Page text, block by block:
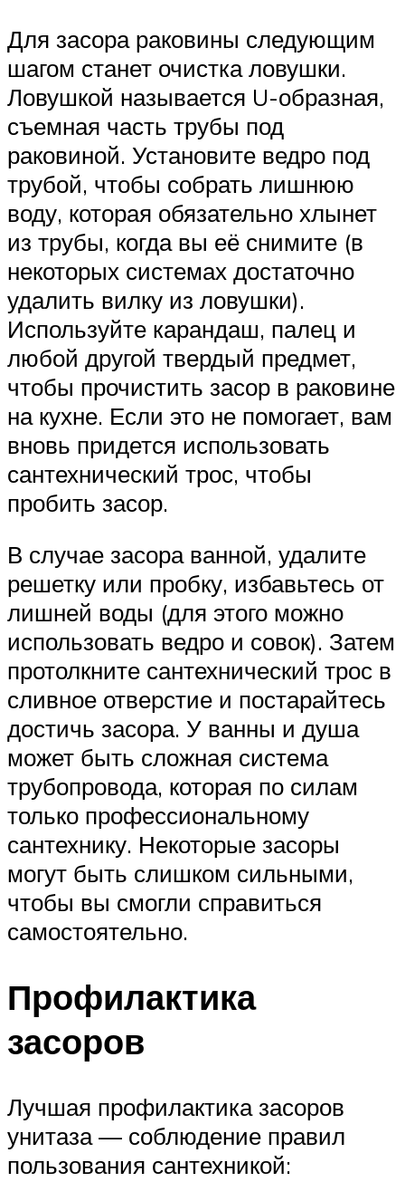
Для засора раковины следующим
шагом станет очистка ловушки.
Ловушкой называется U-образная,
съемная часть трубы под
раковиной. Установите ведро под
трубой, чтобы собрать лишнюю
воду, которая обязательно хлынет
из трубы, когда вы её снимите (в
некоторых системах достаточно
удалить вилку из ловушки).
Используйте карандаш, палец и
любой другой твердый предмет,
чтобы прочистить засор в раковине
на кухне. Если это не помогает, вам
вновь придется использовать
сантехнический трос, чтобы
пробить засор.
В случае засора ванной, удалите
решетку или пробку, избавьтесь от
лишней воды (для этого можно
использовать ведро и совок). Затем
протолкните сантехнический трос в
сливное отверстие и постарайтесь
достичь засора. У ванны и душа
может быть сложная система
трубопровода, которая по силам
только профессиональному
сантехнику. Некоторые засоры
могут быть слишком сильными,
чтобы вы смогли справиться
самостоятельно.
Профилактика
засоров
Лучшая профилактика засоров
унитаза — соблюдение правил
пользования сантехникой: